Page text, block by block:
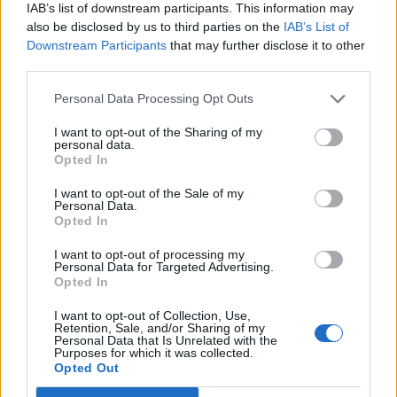
IAB’s list of downstream participants. This information may
also be disclosed by us to third parties on the IAB’s List of
Downstream Participants that may further disclose it to other
Personal Data Processing Opt Outs
I want to opt-out of the Sharing of my
personal data.
Opted In
I want to opt-out of the Sale of my
Personal Data.
Opted In
I want to opt-out of processing my
Personal Data for Targeted Advertising.
Opted In
I want to opt-out of Collection, Use,
Retention, Sale, and/or Sharing of my
Personal Data that Is Unrelated with the
Purposes for which it was collected.
Opted Out
Interpretacja
Napisz, jakie jest przesłanie porównywanych
utworów i uzasadnij swoje zdanie. Jakie
znalazłeś w nich podobieństwa? Jakie różnice?
ogólny sens tekstów i określ ich funkcje (to, z
jakim zamiarem zostały stworzone, co chciano
nimi osiągnąć, czy to się udało?).
Pod koniec pracy możesz wyrazić swoją własną
opinię na temat tego, co Twoim zdaniem
najbardziej rzuca się w oczy przy zestawieniu
tych dwóch konkretnych tekstów. Zastanów się,
jakie emocje w Tobie obudziły. Który podobał Ci